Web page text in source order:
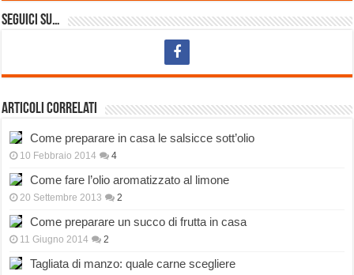
Seguici su…
Articoli correlati
Come preparare in casa le salsicce sott’olio
10 Febbraio 2014 4
Come fare l’olio aromatizzato al limone
20 Settembre 2013 2
Come preparare un succo di frutta in casa
11 Giugno 2014 2
Tagliata di manzo: quale carne scegliere